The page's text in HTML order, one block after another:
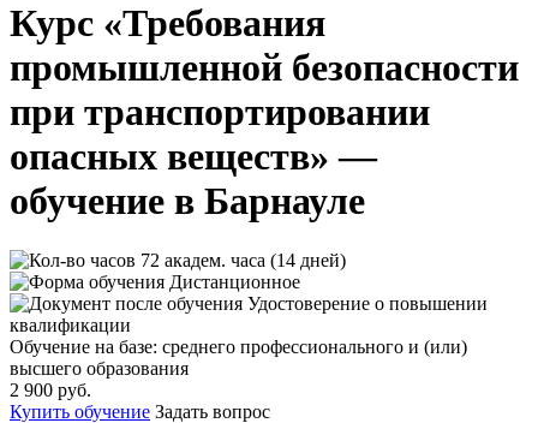
Курс «Требования
промышленной безопасности
при транспортировании
опасных веществ» —
обучение в Барнауле
72 академ. часа (14 дней)
Дистанционное
Удостоверение о повышении
квалификации
Обучение на базе: среднего профессионального и (или)
высшего образования
2 900 руб.
Купить обучение Задать вопрос